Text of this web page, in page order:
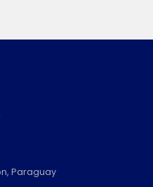
Paraguay